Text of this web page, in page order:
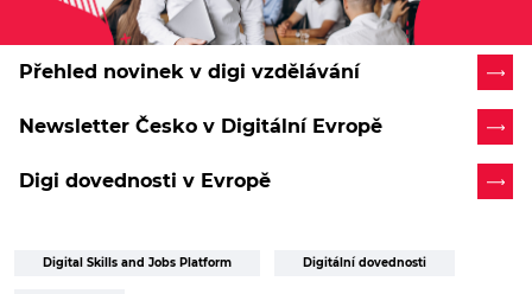
Přehled novinek v digi vzdělávání
Newsletter Česko v Digitální Evropě
Digi dovednosti v Evropě
Digital Skills and Jobs Platform Digitální dovednosti